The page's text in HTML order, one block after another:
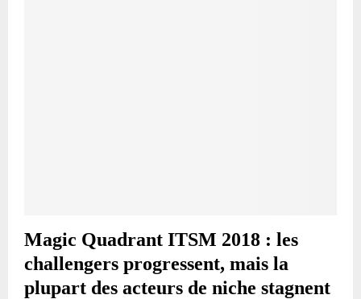
Magic Quadrant ITSM 2018 : les
challengers progressent, mais la
plupart des acteurs de niche stagnent